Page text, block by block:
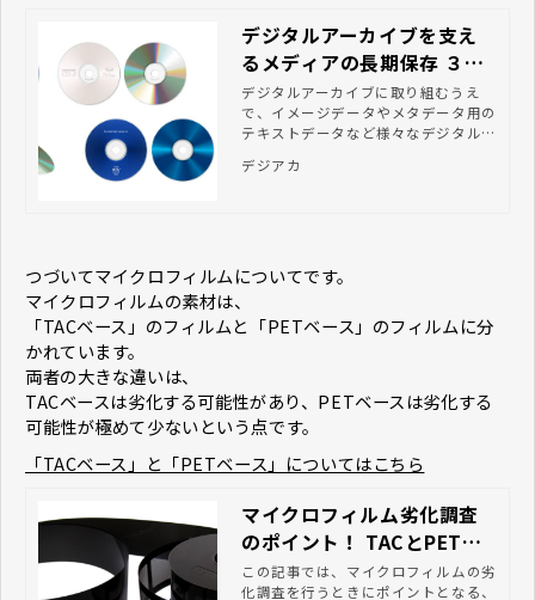
デジタルアーカイブを支え
るメディアの長期保存 ３つ
のポイント
デジタルアーカイブに取り組むうえ
で、イメージデータやメタデータ用の
テキストデータなど様々なデジタルデ
ジタルデータを、光ディスクで長期保
デジアカ
つづいてマイクロフィルムについてです。
マイクロフィルムの素材は、
「TACベース」のフィルムと「PETベース」のフィルムに分
かれています。
両者の大きな違いは、
TACベースは劣化する可能性があり、PETベースは劣化する
可能性が極めて少ないという点です。
「TACベース」と「PETベース」についてはこちら
マイクロフィルム劣化調査
のポイント！ TACとPETの
見分けかた
この記事では、マイクロフィルムの劣
化調査を行うときにポイントとなる、